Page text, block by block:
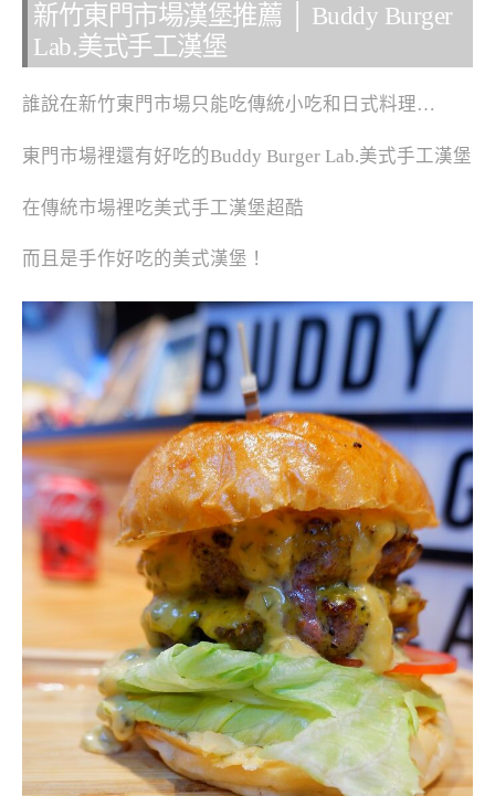
新竹東門市場漢堡推薦 │ Buddy Burger
Lab.美式手工漢堡
誰說在新竹東門市場只能吃傳統小吃和日式料理…
東門市場裡還有好吃的Buddy Burger Lab.美式手工漢堡
在傳統市場裡吃美式手工漢堡超酷
而且是手作好吃的美式漢堡！